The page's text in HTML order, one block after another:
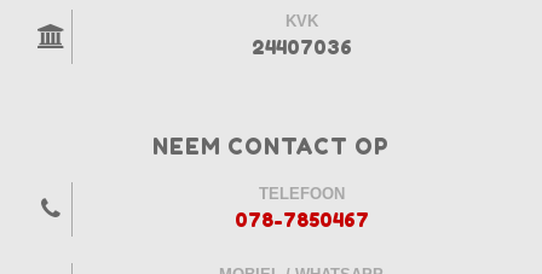
KVK
24407036
NEEM CONTACT OP
TELEFOON
078-7850467